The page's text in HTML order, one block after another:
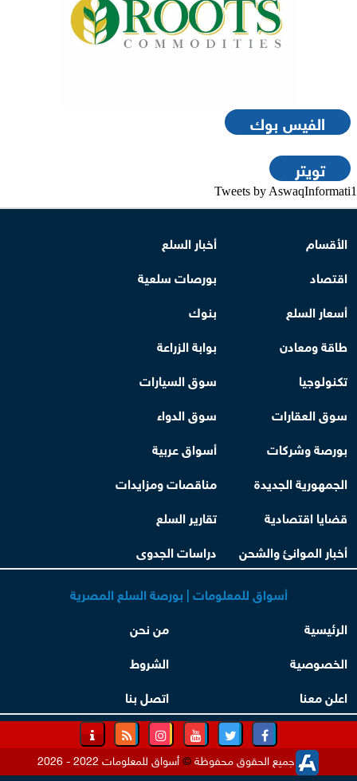
الفيس بوك
تويتر
Tweets by AswaqInformati1
الأقسام
أخبار السلع
اقتصاد
بورصات سلعية
أسعار السلع
بنوك
طاقة ومعادن
بوابة الزراعة
تكنولوجيا
سوق السيارات
سوق العقارات
سوق الدواء
بورصة وشركات
أسواق عربية
الجمهورية الجديدة
مناقصات ومزايدات
قضايا اقتصادية
تقارير السلع
أخبار الموانئ والشحن
دراسات الجدوى
أسواق للمعلومات | بورصة السلع المصرية
الرئيسية
من نحن
الخصوصية
الشروط
اعلن معنا
اتصل بنا
جميع الحقوق محفوظة©أسواق للمعلومات 2022 - 2026